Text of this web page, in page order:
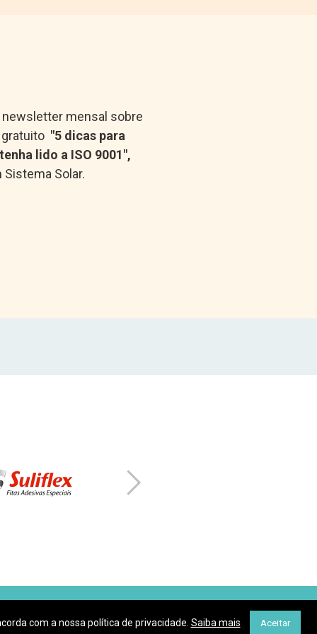
newsletter mensal sobre
"5 dicas para
lido a ISO 9001",
Solar.
will be transferred to
com a nossa política de privacidade. Saiba mais Aceitar